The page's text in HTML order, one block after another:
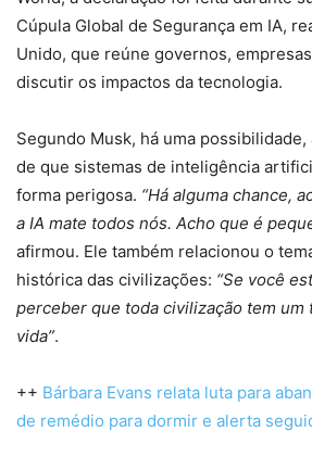
Cúpula Global de Segurança em IA,
Unido, que reúne governos,
discutir os impactos da tecnologia.
Segundo Musk, há uma
de que sistemas de inteligência
forma perigosa. “Há alguma chance,
a IA mate todos nós. Acho que é
afirmou. Ele também relacionou o
histórica das civilizações: “Se você
perceber que toda civilização tem um
vida”.
++ Bárbara Evans relata luta para
de remédio para dormir e alerta